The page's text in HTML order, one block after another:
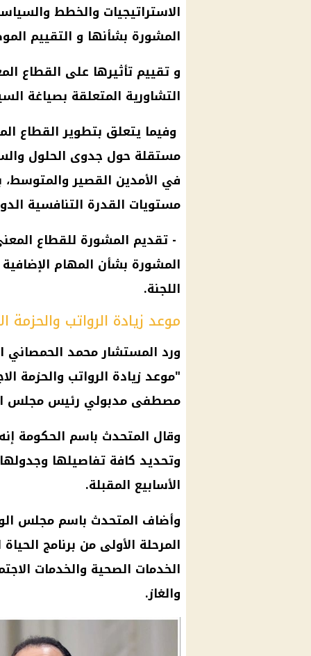
الاستراتيجيات والخطط
المشورة بشأنها و التقييم
و تقييم تأثيرها على القطاع
التشاورية المتعلقة بصياغة
وفيما يتعلق بتطوير القطاع
مستقلة حول جدوى الحلول
في الأمدين القصير والمتوسط،
مستويات القدرة التنافسية
- تقديم المشورة للقطاع
المشورة بشأن المهام
اللجنة.
موعد زيادة الرواتب والحزمة
ورد المستشار محمد
"موعد زيادة الرواتب والحزمة
مصطفى مدبولي رئيس مجلس
وقال المتحدث باسم الحكومة
وتحديد كافة تفاصيلها
الأسابيع المقبلة.
وأضاف المتحدث باسم مجلس
الخدمات الصحية والخدمات
والغاز.